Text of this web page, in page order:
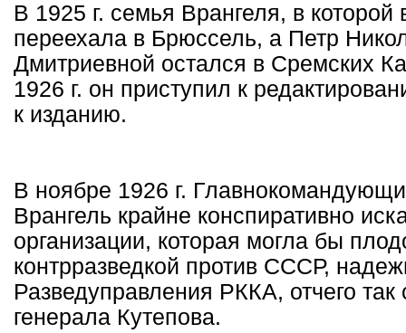
В 1925 г. семья Врангеля, в
переехала в Брюссель, а Петр
Дмитриевной остался в Сремских
1926 г. он приступил к
к изданию.
В ноябре 1926 г.
Врангель крайне конспиративно
организации, которая могла бы
контрразведкой против СССР,
Разведуправления РККА, отчего
генерала Кутепова.